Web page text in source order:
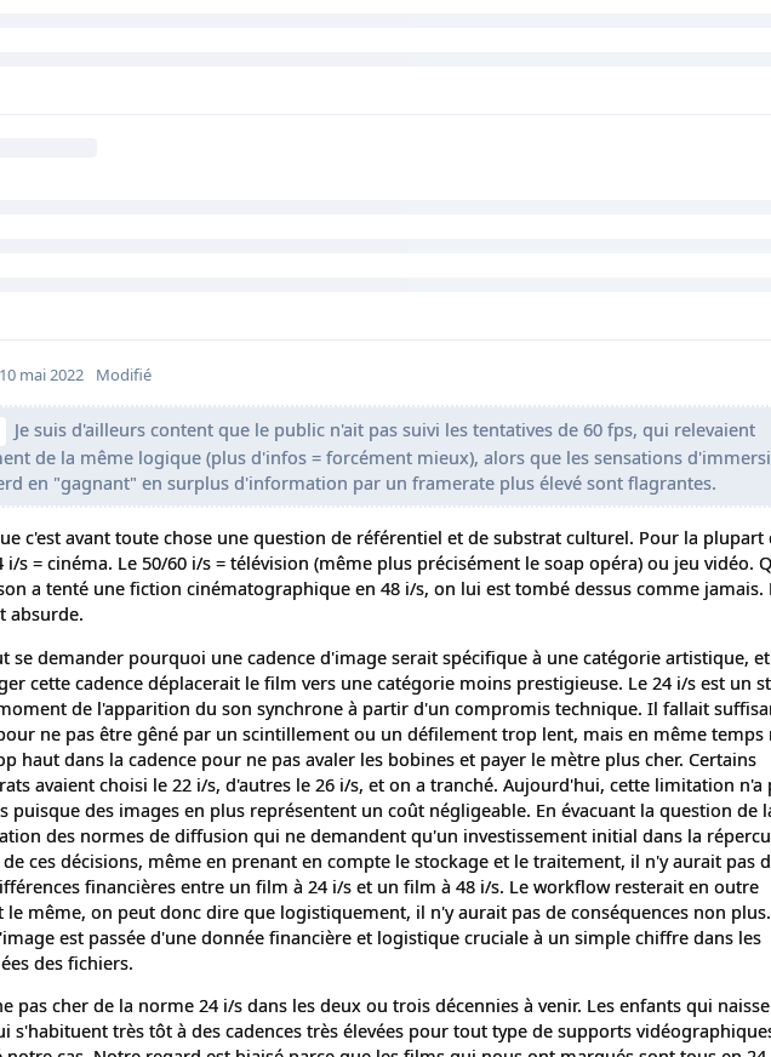
10 mai 2022 Modifié
Je suis d'ailleurs content que le public n'ait pas suivi les tentatives de 60 fps, qui relevaient
de la même logique (plus d'infos = forcément mieux), alors que les sensations
en "gagnant" en surplus d'information par un framerate plus élevé sont flagrantes.
c'est avant toute chose une question de référentiel et de substrat culturel. Pour la plupart
i/s = cinéma. Le 50/60 i/s = télévision (même plus précisément le soap opéra) ou jeu vidéo.
a tenté une fiction cinématographique en 48 i/s, on lui est tombé dessus comme jamais.
absurde.
se demander pourquoi une cadence d'image serait spécifique à une catégorie artistique,
cette cadence déplacerait le film vers une catégorie moins prestigieuse. Le 24 i/s est un
de l'apparition du son synchrone à partir d'un compromis technique. Il fallait
ne pas être gêné par un scintillement ou un défilement trop lent, mais en même temps
haut dans la cadence pour ne pas avaler les bobines et payer le mètre plus cher. Certains
avaient choisi le 22 i/s, d'autres le 26 i/s, et on a tranché. Aujourd'hui, cette limitation n'a
puisque des images en plus représentent un coût négligeable. En évacuant la question de
des normes de diffusion qui ne demandent qu'un investissement initial dans la
ces décisions, même en prenant en compte le stockage et le traitement, il n'y aurait pas
financières entre un film à 24 i/s et un film à 48 i/s. Le workflow resterait en outre
le même, on peut donc dire que logistiquement, il n'y aurait pas de conséquences non
est passée d'une donnée financière et logistique cruciale à un simple chiffre dans les
des fichiers.
pas cher de la norme 24 i/s dans les deux ou trois décennies à venir. Les enfants qui
s'habituent très tôt à des cadences très élevées pour tout type de supports